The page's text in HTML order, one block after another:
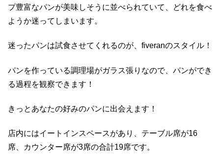
プ豊富なパンが美味しそうに並べられていて、どれを食べ
ようか迷ってしまいます。
迷ったパンは試食させてくれるのが、fiveranのスタイル！
パンを作っている調理場がガラス張りなので、パンができ
る過程を観察できます！
きっとあなたの好みのパンに出会えます！
店内にはイートインスペースがあり、テーブル席が16
席、カウンター席が3席の合計19席です。